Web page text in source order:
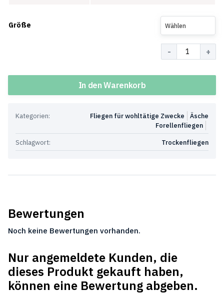
Größe Wählen
In den Warenkorb
Kategorien: Äsche
Fliegen für wohltätige Zwecke
Forellenfliegen
Schlagwort:
Trockenfliegen
Bewertungen
Noch keine Bewertungen vorhanden.
Nur angemeldete Kunden, die
dieses Produkt gekauft haben,
können eine Bewertung abgeben.